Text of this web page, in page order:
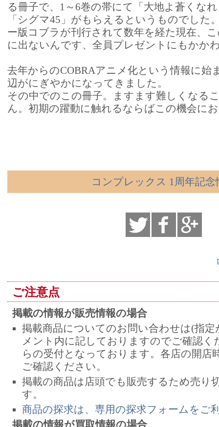
る冊子で、1～6巻の帯にて「大地よ蒼くな
「シグマ45」がもらえるというものでした
ー版コブラが刊行されて数年を経た現在、
に出ないんです、全員プレゼントにもかか
去年からのCOBRAアニメ化という情報に始
辺がにぎやかになってきました。
その中でのこの冊子。ますます難しくなる
ん。初期の躍動に触れるならばこの機会に
コンプレックス 1周年記念
ご注意点
掲載の情報が販売情報の場合
掲載商品についてのお問い合わせは(指
メント内に記しておりますのでご確認く
らの受付となっております。各店の開店
ご確認ください。
掲載の商品は店頭でも販売するため売り
す。
商品の探求は、専用の探求フォームをご
掲載の情報が買取情報の場合